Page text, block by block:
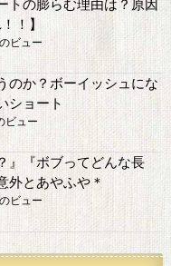
トの膨らむ理由は？原因
！】
ビュー
のか？ボーイッシュにな
ショート
ビュー
』『ボブってどんな長
外とあやふや＊
ビュー